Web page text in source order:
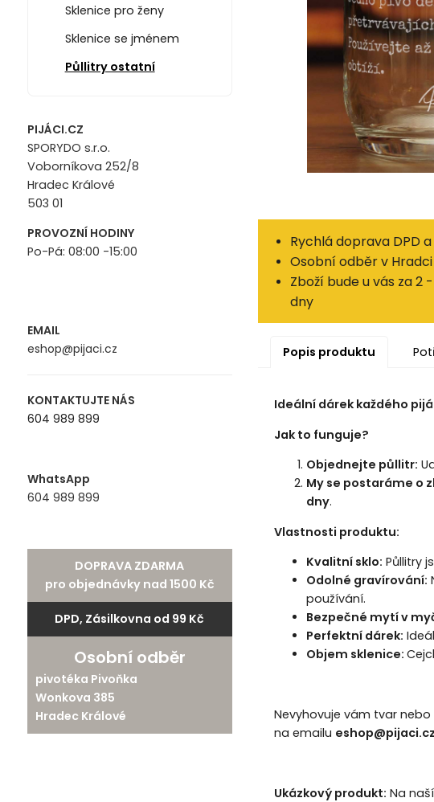
Sklenice pro ženy
Sklenice se jménem
Půllitry ostatní
PIJÁCI.CZ
SPORYDO s.r.o.
Voborníkova 252/8
Hradec Králové
503 01
PROVOZNÍ HODINY
Po-Pá: 08:00 -15:00
EMAIL
eshop@pijaci.cz
KONTAKTUJTE NÁS
604 989 899
WhatsApp
604 989 899
DOPRAVA ZDARMA
pro objednávky nad 1500 Kč
DPD, Zásilkovna od 99 Kč
Osobní odběr
pivotéka Pivoňka
Wonkova 385
Hradec Králové
Rychlá doprava DPD
Osobní odběr v
Zboží bude u vás za 2
dny
Popis produktu
Ideální dárek každého
Jak to funguje?
Objednejte půllitr:
My se postaráme o
dny.
Vlastnosti produktu:
Kvalitní sklo: Půllitry
Odolné gravírování:
používání.
Bezpečné mytí v
Perfektní dárek:
Objem sklenice:
Nevyhovuje vám tvar
na emailu eshop@pijaci.cz
Ukázkový produkt: Na